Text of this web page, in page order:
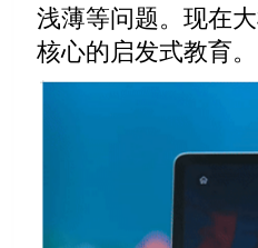
浅薄等问题。现在
核心的启发式教育。